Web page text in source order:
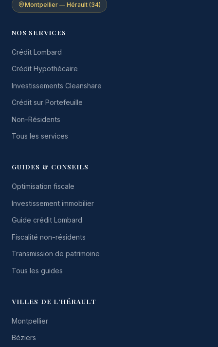
Montpellier — Hérault (34)
NOS SERVICES
Crédit Lombard
Crédit Hypothécaire
Investissements Cleanshare
Crédit sur Portefeuille
Non-Résidents
Tous les services
GUIDES & CONSEILS
Optimisation fiscale
Investissement immobilier
Guide crédit Lombard
Fiscalité non-résidents
Transmission de patrimoine
Tous les guides
VILLES DE L'HÉRAULT
Montpellier
Béziers